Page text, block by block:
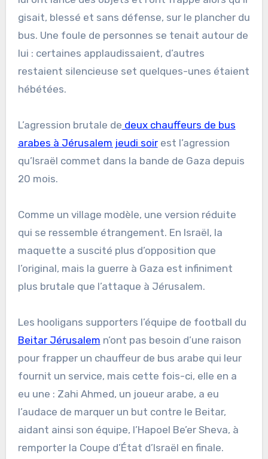
gisait, blessé et sans défense, sur le plancher du
bus. Une foule de personnes se tenait autour de
lui : certaines applaudissaient, d’autres
restaient silencieuse set quelques-unes étaient
hébétées.
L’agression brutale de deux chauffeurs de bus
arabes à Jérusalem jeudi soirest l’agression
qu’Israël commet dans la bande de Gaza depuis
20 mois.
Comme un village modèle, une version réduite
qui se ressemble étrangement. En Israël, la
maquette a suscité plus d’opposition que
l’original, mais la guerre à Gaza est infiniment
plus brutale que l’attaque à Jérusalem.
Les hooligans supporters l’équipe de football du
Beitar Jérusalem n’ont pas besoin d’une raison
pour frapper un chauffeur de bus arabe qui leur
fournit un service, mais cette fois-ci, elle en a
eu une : Zahi Ahmed, un joueur arabe, a eu
l’audace de marquer un but contre le Beitar,
aidant ainsi son équipe, l’Hapoel Be’er Sheva, à
remporter la Coupe d’État d’Israël en finale.